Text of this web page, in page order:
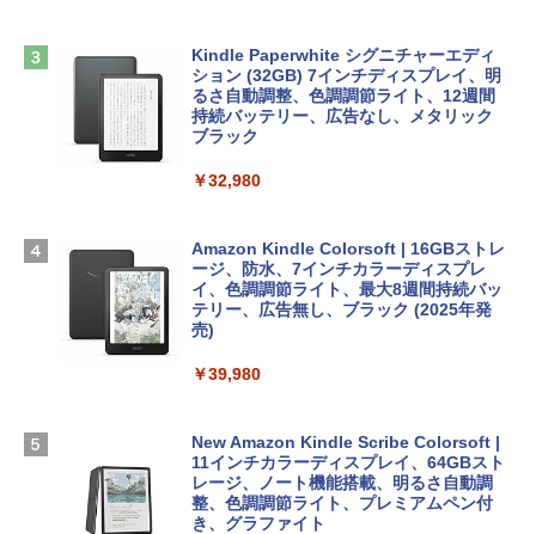
Apple 2026 MacBook Air M5チップ搭載
13インチノートブック：AIとApple Intell
igence、13.6インチLiquid Retinaディ
スプレイ、24GBユニファイドメモリ、1
ームカメラ、日本語キーボード、Touch I
￥314,800
【Amazon.co.jp限定】 HP ノートパソコ
ン 15-fd 15.6インチ 16GBメモリ 512GB
FMV ノートパソコン WE1-K3 (MS 365 P
ersonal/Copilotキー搭載/Win 11/15.6型/
Core i5/16GB/SSD 512GB/ホワイト) FM
VWK3E15W_AZ
インゲームコード】 ロブロックス | オン
ラインコード版
￥3,200
Robloxギフトカード - 1000 Robux 【限
ラインコード版
￥1,600
版)|オンラインコード版|Windows11、1
￥37,224
にもKindle出版にも！ 非エンジニアのた
めのAIコーディング入門シリーズ
￥99
FM TOWNS ハイパー・カタログ: 本体ハ
￥1,600
1冊ですべて身につくHTML & CSSとWe
Kindle Paperwhite シグニチャーエディ
ション (32GB) 7インチディスプレイ、明
るさ自動調整、色調調節ライト、12週間
持続バッテリー、広告なし、メタリック
ブラック
￥32,980
Amazon Kindle Colorsoft | 16GBストレ
ージ、防水、7インチカラーディスプレ
イ、色調調節ライト、最大8週間持続バッ
テリー、広告無し、ブラック (2025年発
売)
￥39,980
New Amazon Kindle Scribe Colorsoft |
11インチカラーディスプレイ、64GBスト
レージ、ノート機能搭載、明るさ自動調
整、色調調節ライト、プレミアムペン付
き、グラファイト